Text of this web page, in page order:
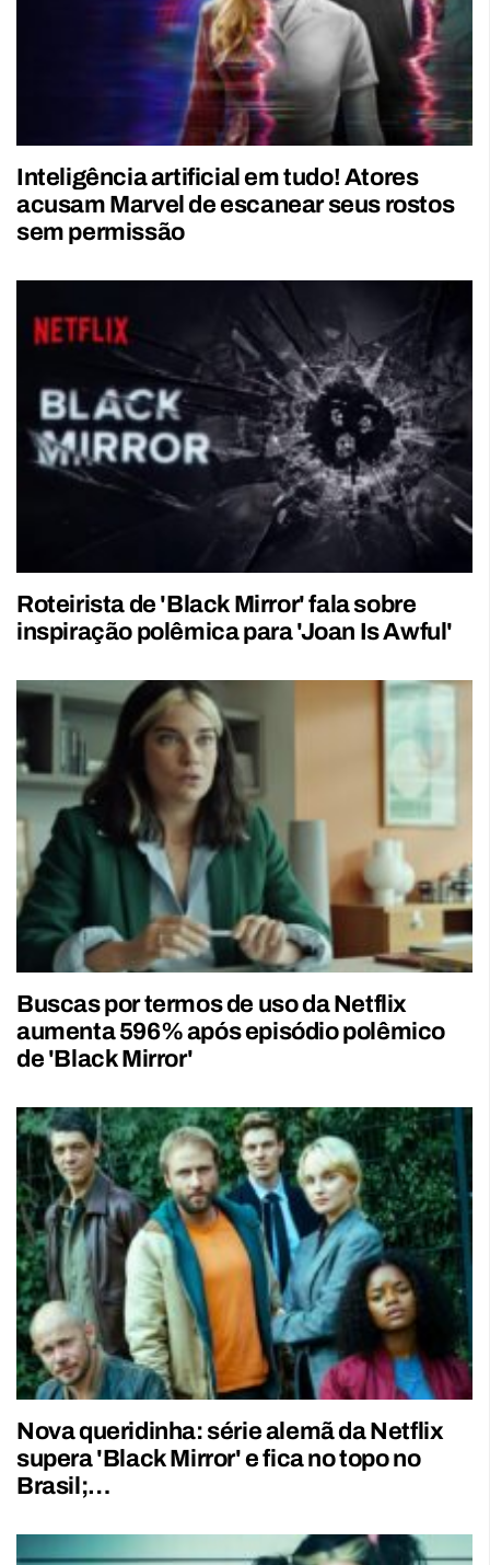
Inteligência artificial em tudo! Atores
acusam Marvel de escanear seus rostos
sem permissão
Roteirista de 'Black Mirror' fala sobre
inspiração polêmica para 'Joan Is Awful'
Buscas por termos de uso da Netflix
aumenta 596% após episódio polêmico
de 'Black Mirror'
Nova queridinha: série alemã da Netflix
supera 'Black Mirror' e fica no topo no
Brasil;…